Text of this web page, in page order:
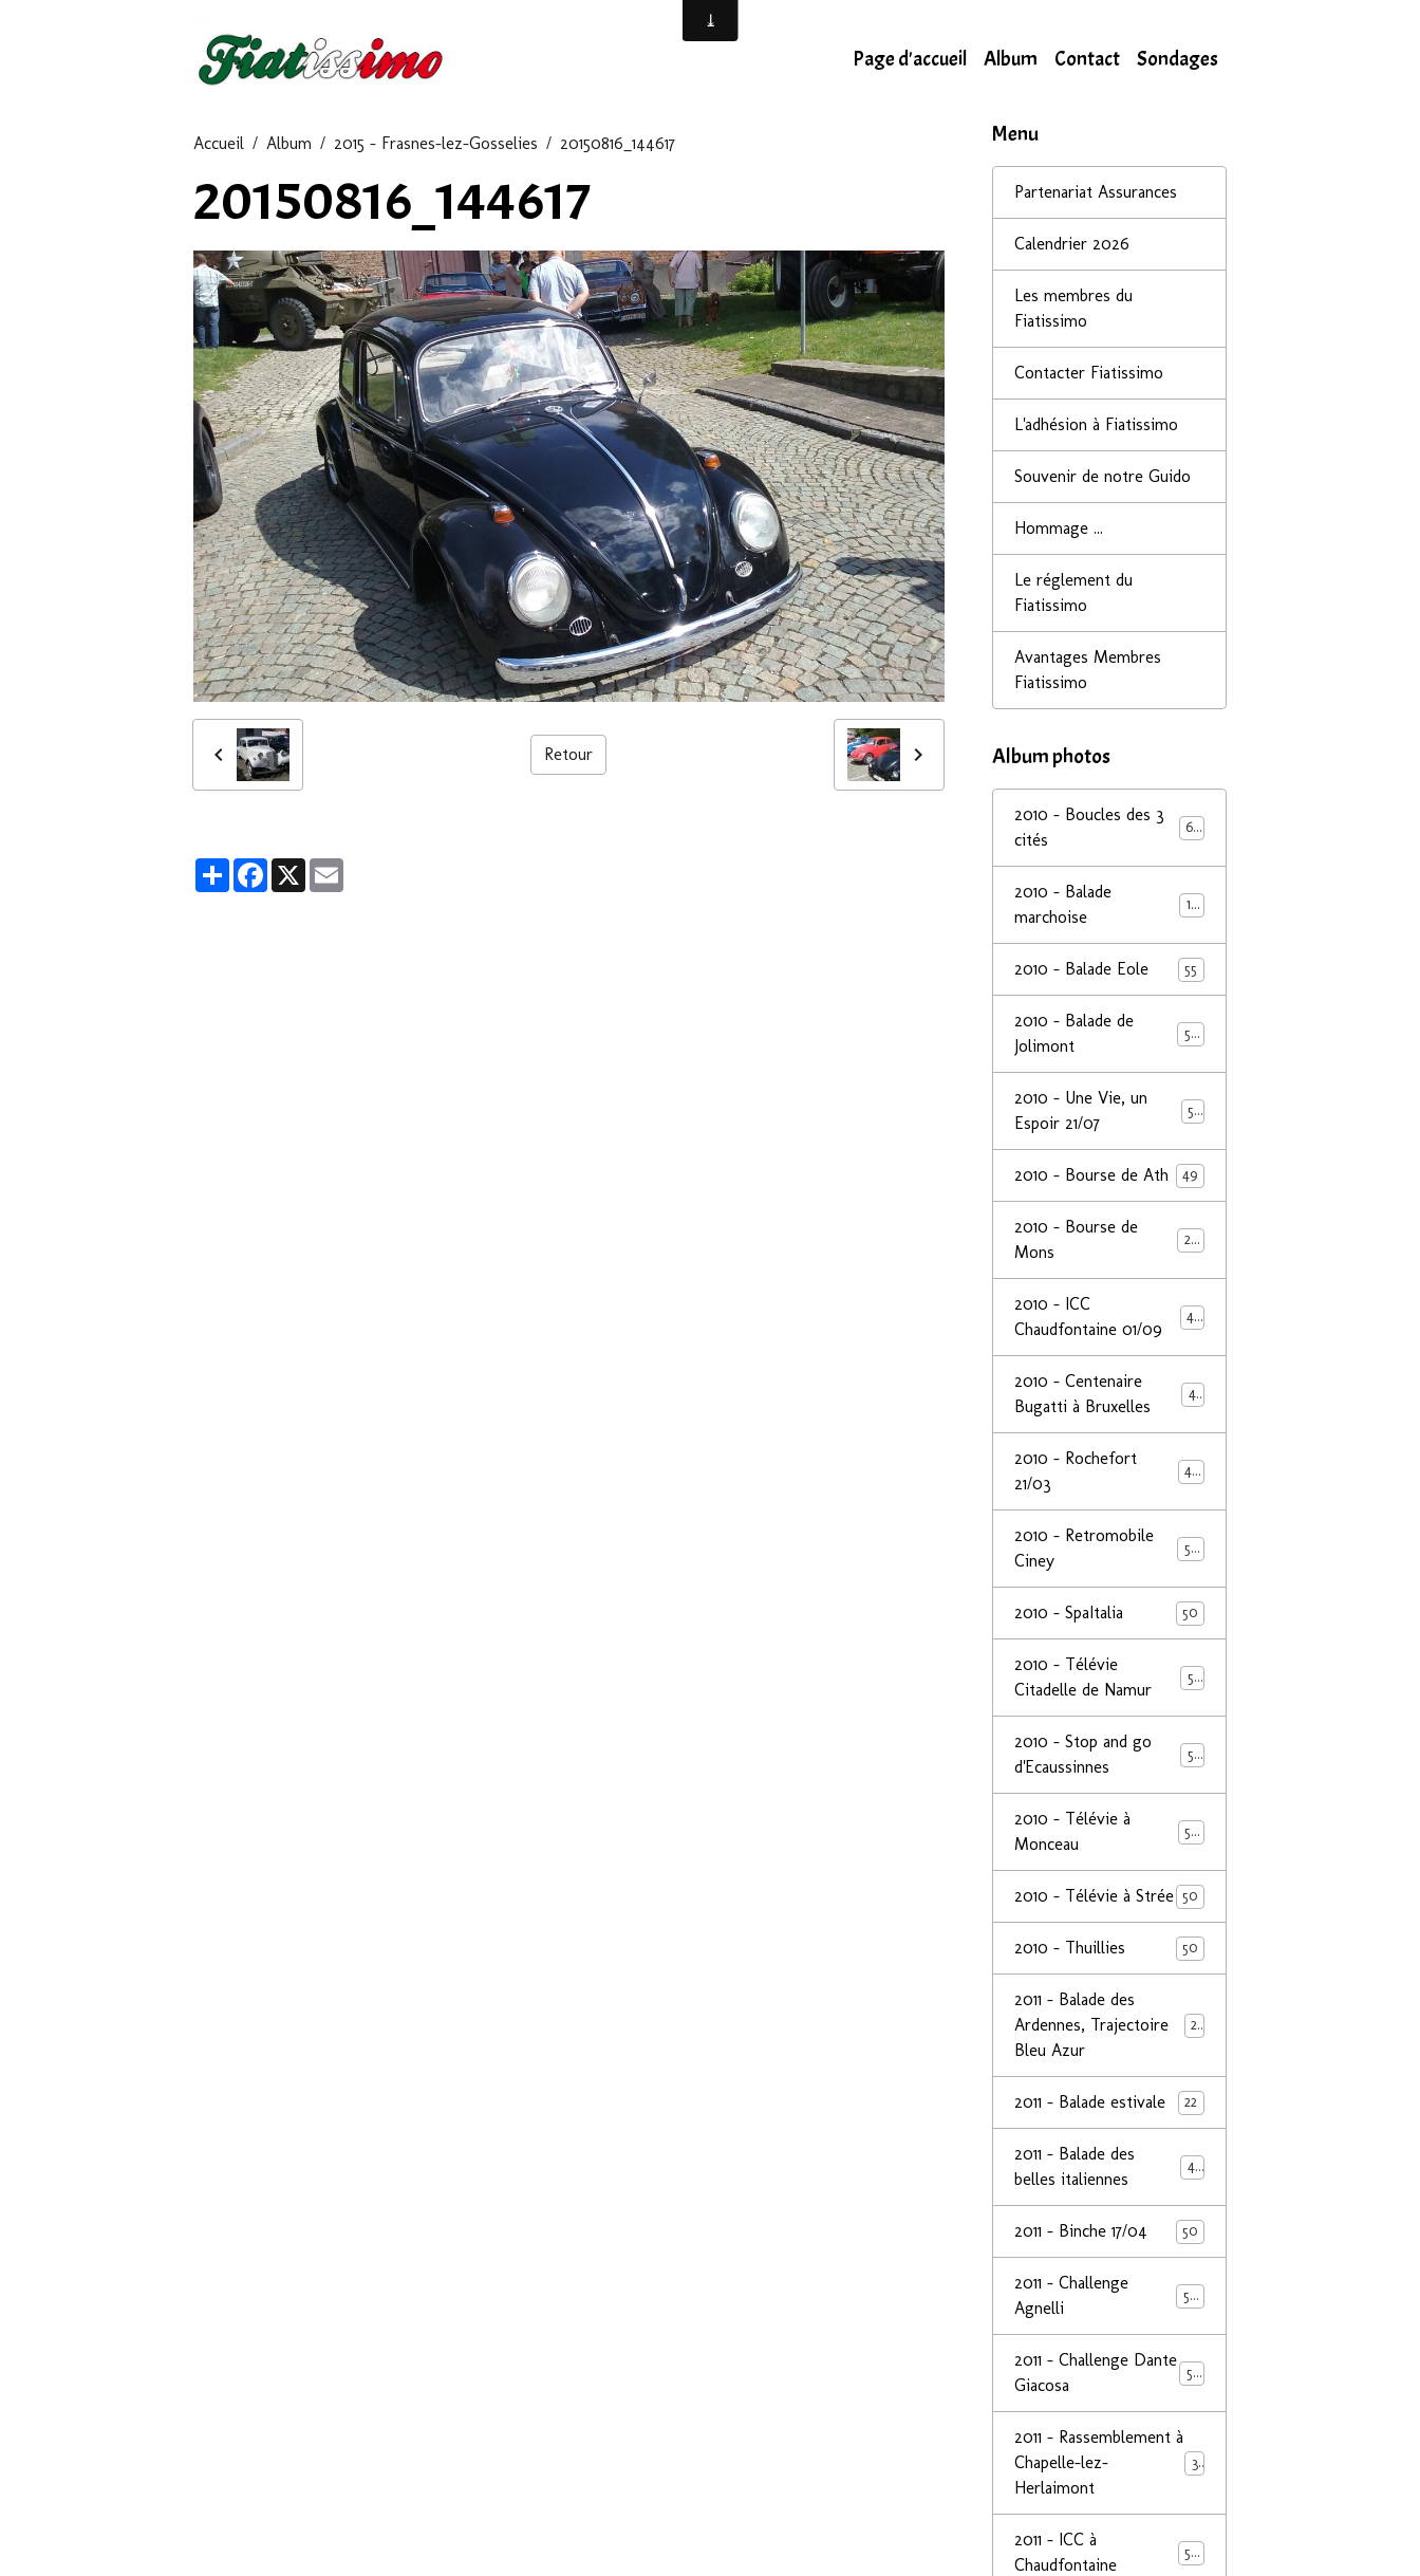
Page d'accueil Album Contact Sondages
Accueil Album 2015 - Frasnes-lez-Gosselies 20150816_144617
20150816_144617
Retour
PartagerFacebook
X
Menu
Partenariat Assurances
Calendrier 2026
Les membres du
Fiatissimo
Contacter Fiatissimo
L'adhésion à Fiatissimo
Souvenir de notre Guido
Hommage ...
Le réglement du
Fiatissimo
Avantages Membres
Fiatissimo
Album photos
2010 - Boucles des 3
cités
68
2010 - Balade
marchoise
14
2010 - Balade Eole 55
2010 - Balade de
Jolimont
50
2010 - Une Vie, un
Espoir 21/07
53
2010 - Bourse de Ath 49
2010 - Bourse de
Mons
29
2010 - ICC
Chaudfontaine 01/09
44
2010 - Centenaire
Bugatti à Bruxelles
44
2010 - Rochefort
21/03
47
2010 - Retromobile
Ciney
50
2010 - SpaItalia 50
2010 - Télévie
Citadelle de Namur
50
2010 - Stop and go
d'Ecaussinnes
50
2010 - Télévie à
Monceau
50
2010 - Télévie à Strée 50
2010 - Thuillies 50
2011 - Balade des
Ardennes, Trajectoire
Bleu Azur
24
2011 - Balade estivale 22
2011 - Balade des
belles italiennes
49
2011 - Binche 17/04 50
2011 - Challenge
Agnelli
50
2011 - Challenge Dante
Giacosa
50
2011 - Rassemblement à
Chapelle-lez-
Herlaimont
32
2011 - ICC à
Chaudfontaine
50